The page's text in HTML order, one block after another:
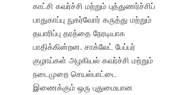
காட்சி கவர்ச்சி மற்றும் புத்துணர்ச்சிப்
பாதுகாப்பு நுகர்வோர் கருத்து மற்றும்
தயாரிப்பு தரத்தை நேரடியாக
பாதிக்கின்றன. சாக்லேட் பேப்பர்
குழாய்கள் அழகியல் கவர்ச்சி மற்றும்
நடைமுறை செயல்பாட்டை
இணைக்கும் ஒரு புதுமையான